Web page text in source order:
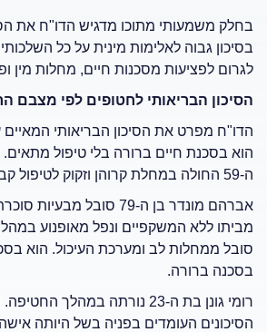
בסיכון גבוה לאלימות מינית על כל
לגרום לפציעות מסכנות חיים, מחלות מין
הסיכון הבריאותי לחטופים לפי מצבם
ה-59 החולה במחלת קרוהן וזקוק לטיפול קבוע, לתזונה מותאמת ותרופות. הוא נמצא בסכנת מוות ללא טיפול זה.
אברהם מונדר בן ה-79
בסכנה ברורה.
רומי גונן בת ה-23 נורתה